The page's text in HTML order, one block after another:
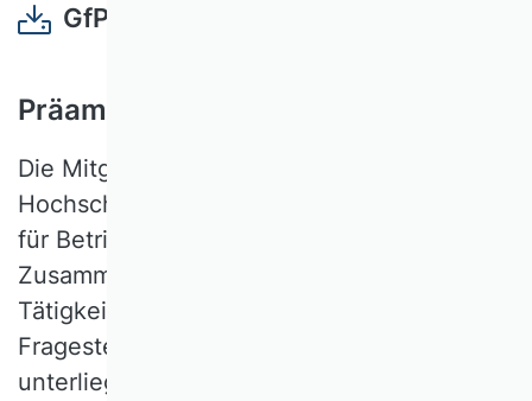
GfP_Gesamtdokument_2018.pdf
Präambel
Die Mitglieder des Verbandes der
Hochschullehrerinnen und Hochschullehrer
für Betriebswirtschaft e.V. (VHB) sind im
Zusammenhang ihrer wissenschaftlichen
Tätigkeit mit vielfältigen berufspraktischen
Fragestellungen konfrontiert. Zwar
unterliegen die Mitglieder des VHB in der